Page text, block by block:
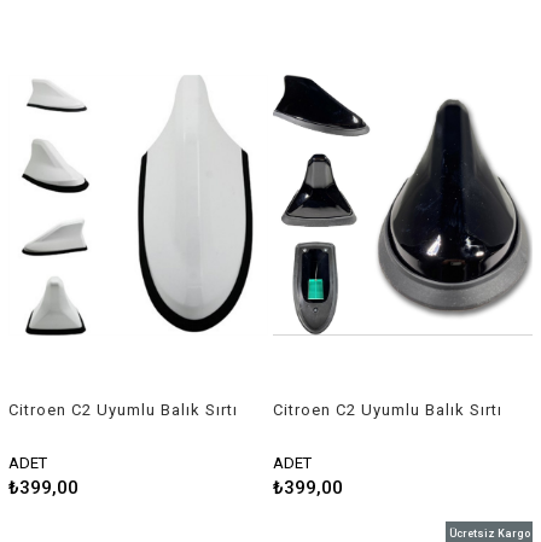
Citroen C2 Uyumlu Balık Sırtı
ADET
₺399,00
Citroen C2 Uyumlu Balık Sırtı
ADET
₺399,00
Ücretsiz Kargo